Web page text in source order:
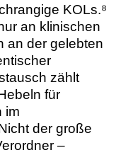
KOLs.⁸
an klinischen
an der gelebten
zählt
für
im
der große
–